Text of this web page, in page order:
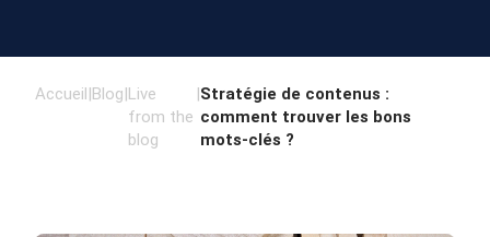
Accueil|Blog|Live
from the
blog
|Stratégie de contenus :
comment trouver les bons
mots-clés ?